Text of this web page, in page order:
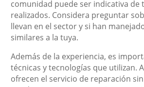
comunidad puede ser indicativa de
realizados. Considera preguntar
llevan en el sector y si han
similares a la tuya.
Además de la experiencia, es
técnicas y tecnologías que utilizan.
ofrecen el servicio de reparación